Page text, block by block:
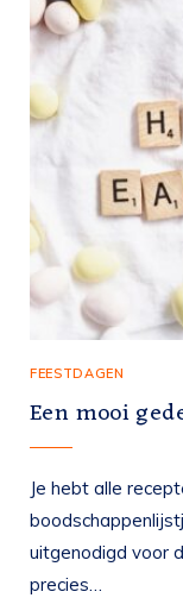
FEESTDAGEN
Een mooi
Je hebt alle
uitgenodigd voor
precies…